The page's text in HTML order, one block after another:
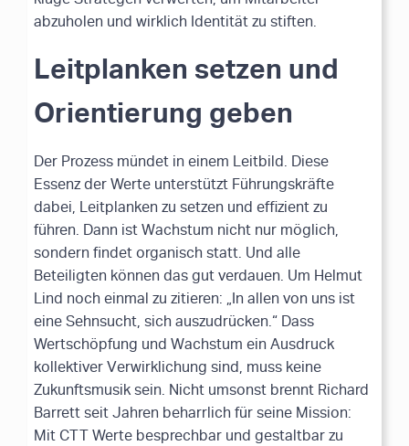
abzuholen und wirklich Identität zu stiften.
Leitplanken setzen und
Orientierung geben
Der Prozess mündet in einem Leitbild. Diese
Essenz der Werte unterstützt Führungskräfte
dabei, Leitplanken zu setzen und effizient zu
führen. Dann ist Wachstum nicht nur möglich,
sondern findet organisch statt. Und alle
Beteiligten können das gut verdauen. Um Helmut
Lind noch einmal zu zitieren: „In allen von uns ist
eine Sehnsucht, sich auszudrücken.“ Dass
Wertschöpfung und Wachstum ein Ausdruck
kollektiver Verwirklichung sind, muss keine
Zukunftsmusik sein. Nicht umsonst brennt Richard
Barrett seit Jahren beharrlich für seine Mission:
Mit CTT Werte besprechbar und gestaltbar zu